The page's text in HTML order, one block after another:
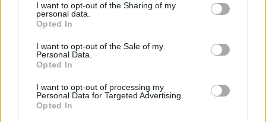
I want to opt-out of the Sharing of my
personal data.
Opted In
I want to opt-out of the Sale of my
Personal Data.
Opted In
I want to opt-out of processing my
Personal Data for Targeted Advertising.
Opted In
Entrada más reciente